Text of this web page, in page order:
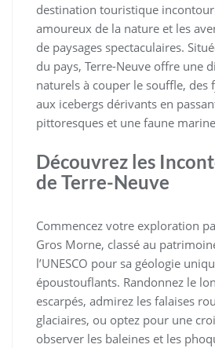
destination touristique
amoureux de la nature et les
de paysages spectaculaires.
du pays, Terre-Neuve offre une
naturels à couper le souffle, des
aux icebergs dérivants en
pittoresques et une faune
Découvrez les
de Terre-Neuve
Commencez votre exploration
Gros Morne, classé au
l’UNESCO pour sa géologie
époustouflants. Randonnez le
escarpés, admirez les falaises
glaciaires, ou optez pour une
observer les baleines et les